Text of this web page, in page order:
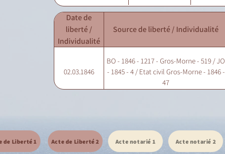
Date de
liberté /
Individualité
Source de liberté / Individualité
02.03.1846
BO - 1846 - 1217 - Gros-Morne - 519 / JO
- 1845 - 4 / Etat civil Gros-Morne - 1846 -
47
de Liberté 1 Acte de Liberté 2 Acte notarié 1 Acte notarié 2